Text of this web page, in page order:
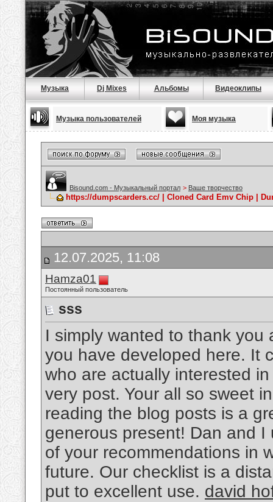
Музыка Dj Mixes Альбомы Видеоклипы
Музыка пользователей Моя музыка
Bisound.com - Музыкальный портал > Ваше творчество
https://dumpscarders.cc/ | Cloned Card Emv Chip |
12.07.2025, 11:08
Hamza01
Постоянный пользователь
sss
I simply wanted to thank you
you have developed here. It
who are actually interested
very post. Your all so sweet
reading the blog posts is a
generous present! Dan and
of your recommendations in
future. Our checklist is a
put to excellent use. david